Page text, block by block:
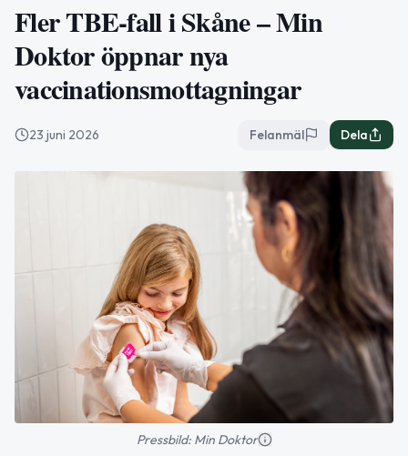
Fler TBE-fall i Skåne – Min
Doktor öppnar nya
vaccinationsmottagningar
23 juni 2026 Felanmäl Dela
Pressbild: Min Doktor